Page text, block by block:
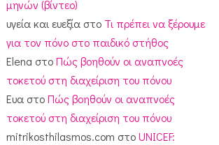
μηνών (βίντεο)
υγεία και ευεξία στο Τι πρέπει να ξέρουμε
για τον πόνο στο παιδικό στήθος
Elena στοΠώς βοηθούν οι αναπνοές
τοκετού στη διαχείριση του πόνου
Ευα στοΠώς βοηθούν οι αναπνοές
τοκετού στη διαχείριση του πόνου
mitrikosthilasmos.com στοUNICEF: